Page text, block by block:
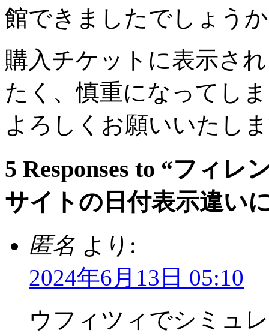
館できましたでしょう
購入チケットに表示さ
たく、慎重になってし
よろしくお願いいたし
5 Responses to “フィ
サイトの日付表示違い
匿名 より:
2024年6月13日 05:10
ウフィツィでシミュ